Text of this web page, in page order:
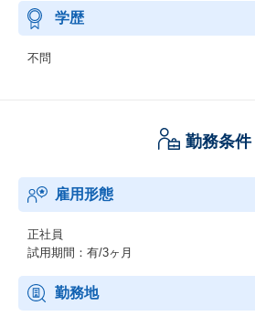
学歴
不問
勤務条件
雇用形態
正社員
試用期間：有/3ヶ月
勤務地